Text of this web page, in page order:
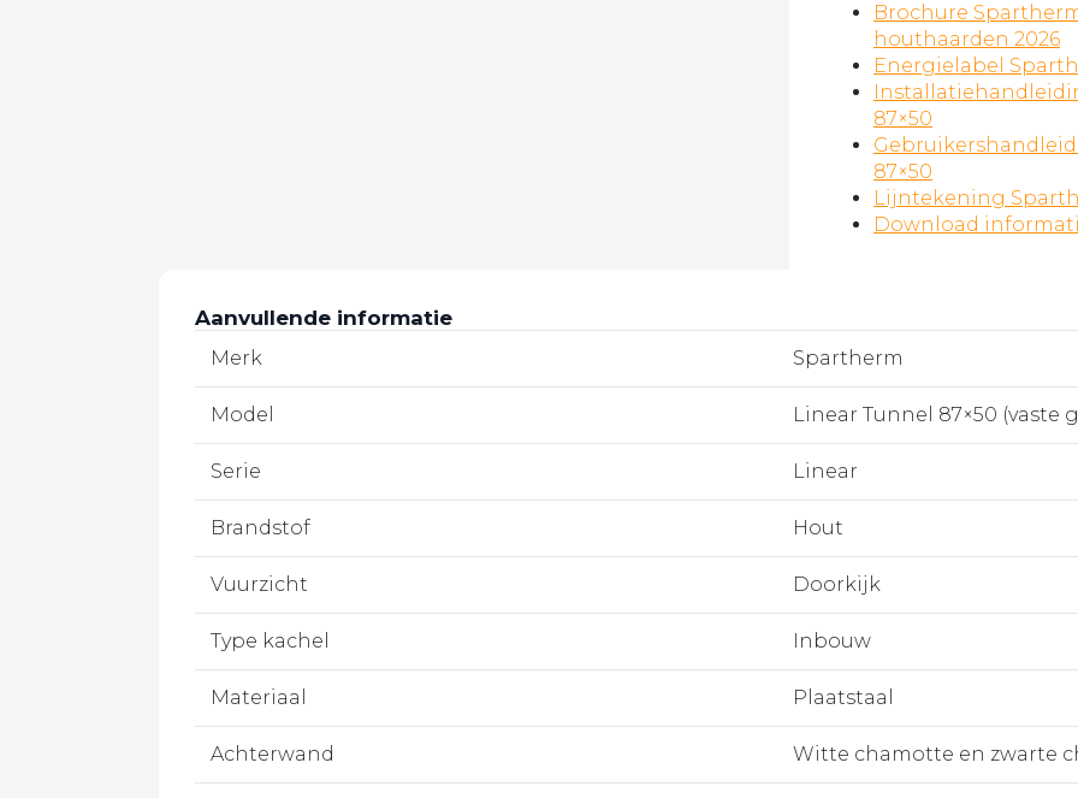
Brochure
houthaarden 2026
Energielabel
87×50
87×50
Lijntekening
Download
Aanvullende informatie
Merk Spartherm
Model Linear Tunnel 87×50 (vaste
Serie Linear
Brandstof Hout
Vuurzicht Doorkijk
Type kachel Inbouw
Materiaal Plaatstaal
Achterwand Witte chamotte en zwarte